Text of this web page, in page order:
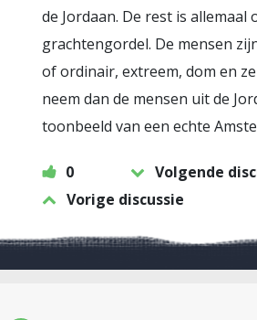
de Jordaan. De rest is
grachtengordel. De mensen
of ordinair, extreem, dom en
neem dan de mensen uit de
toonbeeld van een echte
0
Volgende
Vorige discussie